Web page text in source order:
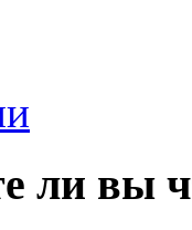
ли вы